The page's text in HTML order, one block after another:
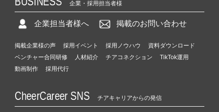
企業・採用担当者様
企業担当者様へ 掲載のお問い合わせ
掲載企業様の声 採用イベント 採用ノウハウ
資料ダウンロード
ベンチャー合同研修
人材紹介 チアコネクション
TikTok運用
動画制作
採用代行
CheerCareer SNS チアキャリアからの発信